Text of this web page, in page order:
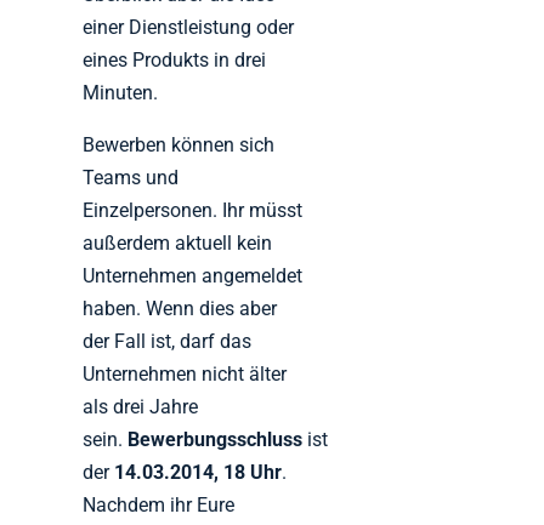
einer Dienstleistung oder
eines Produkts in drei
Minuten.
Bewerben können sich
Teams und
Einzelpersonen. Ihr müsst
außerdem aktuell kein
Unternehmen angemeldet
haben. Wenn dies aber
der Fall ist, darf das
Unternehmen nicht älter
als drei Jahre
sein. Bewerbungsschluss ist
der 14.03.2014, 18 Uhr.
Nachdem ihr Eure